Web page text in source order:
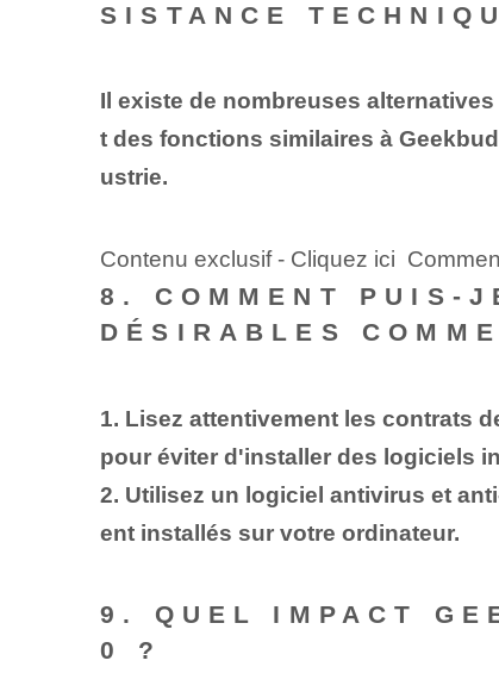
SISTANCE
Il existe de nombreuses
t des fonctions similaires à
ustrie.
Contenu exclusif - Cliquez ici
8. COMMENT PUIS-
DÉSIRABLES
1. Lisez attentivement les contrats
pour éviter d'installer des logiciels
2. Utilisez un logiciel antivirus et
ent installés sur votre ordinateur.
9. QUEL IMPACT
0 ?